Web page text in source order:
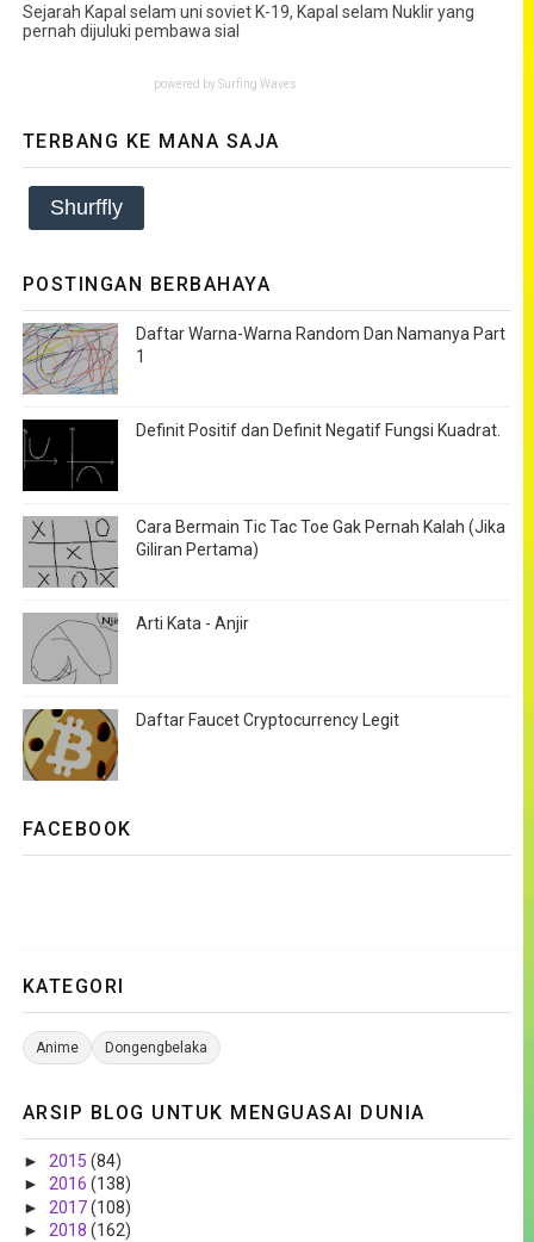
Sejarah Kapal selam uni soviet K-19, Kapal selam Nuklir yang
pernah dijuluki pembawa sial
powered by Surfing Waves
TERBANG KE MANA SAJA
Shurffly
POSTINGAN BERBAHAYA
Daftar Warna-Warna Random Dan Namanya Part
1
Definit Positif dan Definit Negatif Fungsi Kuadrat.
Cara Bermain Tic Tac Toe Gak Pernah Kalah (Jika
Giliran Pertama)
Arti Kata - Anjir
Daftar Faucet Cryptocurrency Legit
FACEBOOK
KATEGORI
Anime Dongengbelaka
ARSIP BLOG UNTUK MENGUASAI DUNIA
► 2015 (84)
► 2016 (138)
► 2017(108)
► 2018 (162)